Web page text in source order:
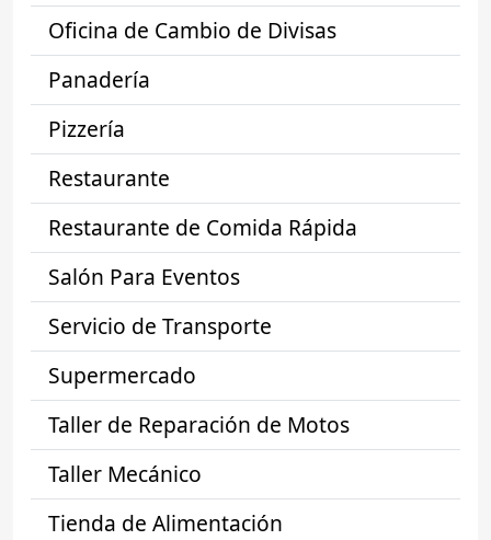
Oficina de Cambio de Divisas
Panadería
Pizzería
Restaurante
Restaurante de Comida Rápida
Salón Para Eventos
Servicio de Transporte
Supermercado
Taller de Reparación de Motos
Taller Mecánico
Tienda de Alimentación